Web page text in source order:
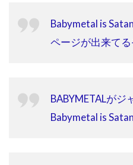
Babymetal is
ページが出来て
BABYMETALがジ
Babymetal is